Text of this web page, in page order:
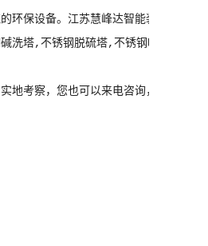
环保设备。江苏慧峰达智能装备有限
洗塔,不锈钢脱硫塔,不锈钢吸收塔,等
地考察，您也可以来电咨询，我们将竭